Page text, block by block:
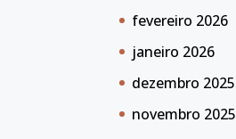
fevereiro 2026
janeiro 2026
dezembro 2025
novembro 2025